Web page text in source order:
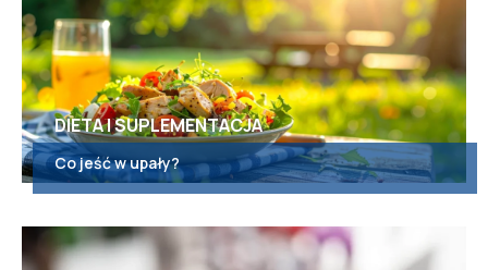
DIETA I SUPLEMENTACJA
Co jeść w upały?